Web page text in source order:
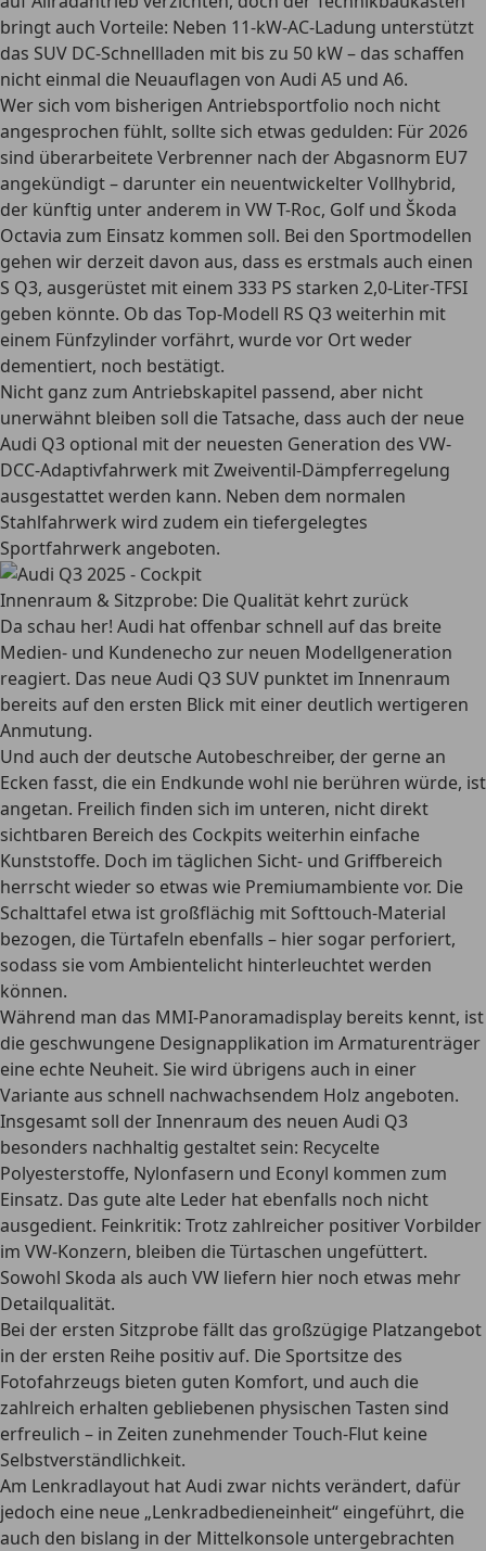
bringt auch Vorteile: Neben 11-kW-AC-Ladung unterstützt
das SUV DC-Schnellladen mit bis zu 50 kW – das schaffen
nicht einmal die Neuauflagen von Audi A5 und A6.
Wer sich vom bisherigen Antriebsportfolio noch nicht
angesprochen fühlt, sollte sich etwas gedulden: Für 2026
sind überarbeitete Verbrenner nach der Abgasnorm EU7
angekündigt – darunter ein neuentwickelter Vollhybrid,
der künftig unter anderem in VW T-Roc, Golf und Škoda
Octavia zum Einsatz kommen soll. Bei den Sportmodellen
gehen wir derzeit davon aus, dass es erstmals auch einen
S Q3, ausgerüstet mit einem 333 PS starken 2,0-Liter-TFSI
geben könnte. Ob das Top-Modell RS Q3 weiterhin mit
einem Fünfzylinder vorfährt, wurde vor Ort weder
dementiert, noch bestätigt.
Nicht ganz zum Antriebskapitel passend, aber nicht
unerwähnt bleiben soll die Tatsache, dass auch der neue
Audi Q3 optional mit der neuesten Generation des VW-
DCC-Adaptivfahrwerk mit Zweiventil-Dämpferregelung
ausgestattet werden kann. Neben dem normalen
Stahlfahrwerk wird zudem ein tiefergelegtes
Sportfahrwerk angeboten.
Innenraum & Sitzprobe: Die Qualität kehrt zurück
Da schau her! Audi hat offenbar schnell auf das breite
Medien- und Kundenecho zur neuen Modellgeneration
reagiert. Das neue Audi Q3 SUV punktet im Innenraum
bereits auf den ersten Blick mit einer deutlich wertigeren
Anmutung.
Und auch der deutsche Autobeschreiber, der gerne an
Ecken fasst, die ein Endkunde wohl nie berühren würde, ist
angetan. Freilich finden sich im unteren, nicht direkt
sichtbaren Bereich des Cockpits weiterhin einfache
Kunststoffe. Doch im täglichen Sicht- und Griffbereich
herrscht wieder so etwas wie Premiumambiente vor. Die
Schalttafel etwa ist großflächig mit Softtouch-Material
bezogen, die Türtafeln ebenfalls – hier sogar perforiert,
sodass sie vom Ambientelicht hinterleuchtet werden
können.
Während man das MMI-Panoramadisplay bereits kennt, ist
die geschwungene Designapplikation im Armaturenträger
eine echte Neuheit. Sie wird übrigens auch in einer
Variante aus schnell nachwachsendem Holz angeboten.
Insgesamt soll der Innenraum des neuen Audi Q3
besonders nachhaltig gestaltet sein: Recycelte
Polyesterstoffe, Nylonfasern und Econyl kommen zum
Einsatz. Das gute alte Leder hat ebenfalls noch nicht
ausgedient. Feinkritik: Trotz zahlreicher positiver Vorbilder
im VW-Konzern, bleiben die Türtaschen ungefüttert.
Sowohl Skoda als auch VW liefern hier noch etwas mehr
Detailqualität.
Bei der ersten Sitzprobe fällt das großzügige Platzangebot
in der ersten Reihe positiv auf. Die Sportsitze des
Fotofahrzeugs bieten guten Komfort, und auch die
zahlreich erhalten gebliebenen physischen Tasten sind
erfreulich – in Zeiten zunehmender Touch-Flut keine
Selbstverständlichkeit.
Am Lenkradlayout hat Audi zwar nichts verändert, dafür
jedoch eine neue „Lenkradbedieneinheit“ eingeführt, die
auch den bislang in der Mittelkonsole untergebrachten